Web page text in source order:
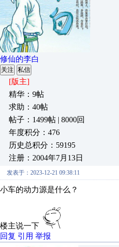
修仙的李白
关注 私信
[版主]
精华：9帖
求助：40帖
帖子：1499帖 | 8000回
年度积分：476
历史总积分：59195
注册：2004年7月13日
发表于：2023-12-21 09:38:11
小车的动力源是什么？
楼主说一下
回复 引用 举报